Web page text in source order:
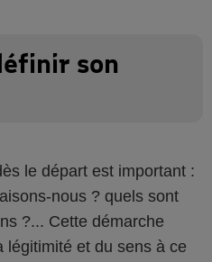
son
le départ est important :
nous ? quels sont
?... Cette démarche
légitimité et du sens à ce